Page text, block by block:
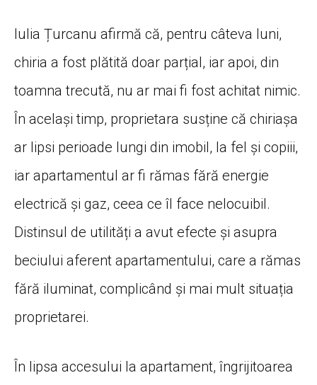
Iulia Țurcanu afirmă că, pentru câteva luni,
chiria a fost plătită doar parțial, iar apoi, din
toamna trecută, nu ar mai fi fost achitat nimic.
În același timp, proprietara susține că chiriașa
ar lipsi perioade lungi din imobil, la fel și copiii,
iar apartamentul ar fi rămas fără energie
electrică și gaz, ceea ce îl face nelocuibil.
Distinsul de utilități a avut efecte și asupra
beciului aferent apartamentului, care a rămas
fără iluminat, complicând și mai mult situația
proprietarei.
În lipsa accesului la apartament, îngrijitoarea